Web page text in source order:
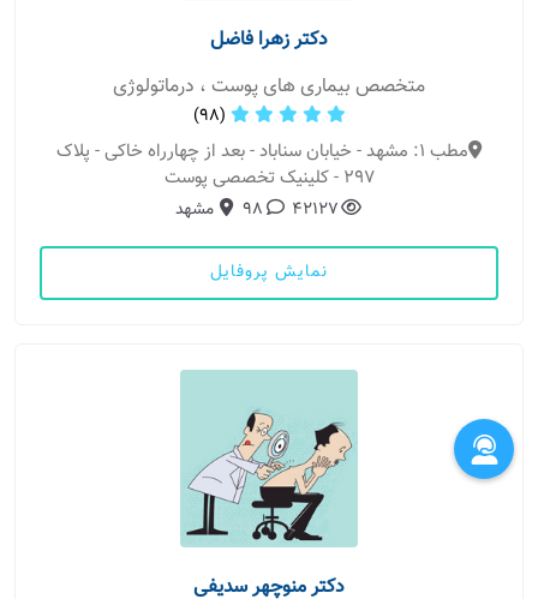
دکتر زهرا فاضل
متخصص بیماری های پوست ، درماتولوژی
(98)
مطب 1: مشهد - خیابان سناباد - بعد از چهارراه خاکی - پلاک
297 - کلینیک تخصصی پوست
42127
98 مشهد
نمایش پروفایل
دکتر منوچهر سدیفی